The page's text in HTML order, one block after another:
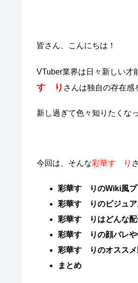
皆さん、こんにちは！
VTuber業界は日々新しい才
すゞり さんは独自の存在感
新し過ぎて色々知りたくな
今回は、そんな彩華すゞり
彩華すゞりのWiki風
彩華すゞりのビジュ
彩華すゞりはどんな
彩華すゞりの顔バレ
彩華すゞりのオススメ
まとめ